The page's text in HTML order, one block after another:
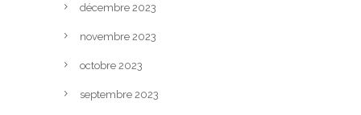
décembre 2023
novembre 2023
octobre 2023
septembre 2023